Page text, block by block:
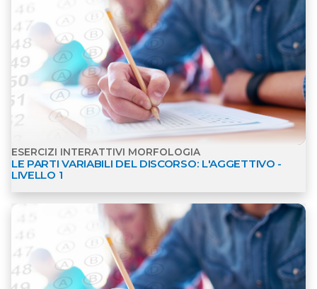
ESERCIZI INTERATTIVI MORFOLOGIA
LE PARTI VARIABILI DEL DISCORSO: L'AGGETTIVO -
LIVELLO 1
Apri dettagli Esercizi interattivi Morfologia